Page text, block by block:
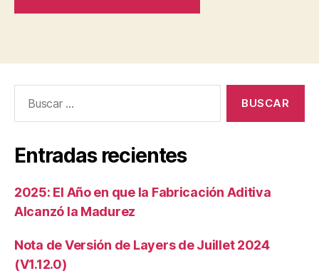
Entradas recientes
2025: El Año en que la Fabricación Aditiva
Alcanzó la Madurez
Nota de Versión de Layers de Juillet 2024
(V1.12.0)